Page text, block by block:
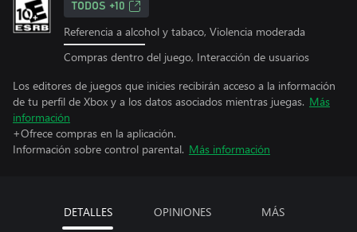
TODOS +10
Referencia a alcohol y tabaco, Violencia moderada
Compras dentro del juego, Interacción de usuarios
Los editores de juegos que inicies recibirán acceso a la información
de tu perfil de Xbox y a los datos asociados mientras juegas. Más
información
+Ofrece compras en la aplicación.
Información sobre control parental. Más información
DETALLES OPINIONES MÁS